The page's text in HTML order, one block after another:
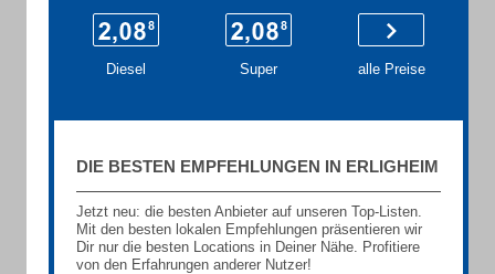
Diesel Super alle Preise
DIE BESTEN EMPFEHLUNGEN IN ERLIGHEIM
Jetzt neu: die besten Anbieter auf unseren Top-Listen.
Mit den besten lokalen Empfehlungen präsentieren wir
Dir nur die besten Locations in Deiner Nähe. Profitiere
von den Erfahrungen anderer Nutzer!